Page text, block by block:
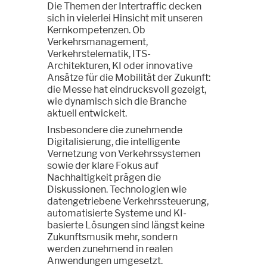
Die Themen der Intertraffic decken
sich in vielerlei Hinsicht mit unseren
Kernkompetenzen. Ob
Verkehrsmanagement,
Verkehrstelematik, ITS-
Architekturen, KI oder innovative
Ansätze für die Mobilität der Zukunft:
die Messe hat eindrucksvoll gezeigt,
wie dynamisch sich die Branche
aktuell entwickelt.
Insbesondere die zunehmende
Digitalisierung, die intelligente
Vernetzung von Verkehrssystemen
sowie der klare Fokus auf
Nachhaltigkeit prägen die
Diskussionen. Technologien wie
datengetriebene Verkehrssteuerung,
automatisierte Systeme und KI-
basierte Lösungen sind längst keine
Zukunftsmusik mehr, sondern
werden zunehmend in realen
Anwendungen umgesetzt.